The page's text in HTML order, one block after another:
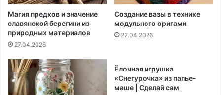
Магия предков и значение
славянской берегини из
природных материалов
27.04.2026
Создание вазы в технике
модульного оригами
22.04.2026
Ёлочная игрушка
«Снегурочка» из папье-
маше | Сделай сам